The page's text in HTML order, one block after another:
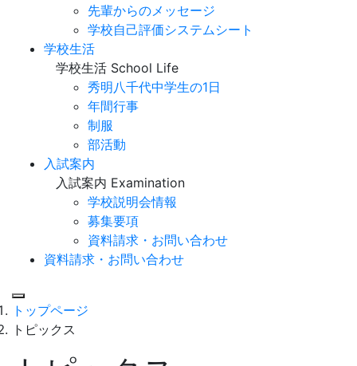
先輩からのメッセージ
学校自己評価システムシート
学校生活
学校生活 School Life
秀明八千代中学生の1日
年間行事
制服
部活動
入試案内
入試案内 Examination
学校説明会情報
募集要項
資料請求・お問い合わせ
資料請求・お問い合わせ
Menu
トップページ
トピックス